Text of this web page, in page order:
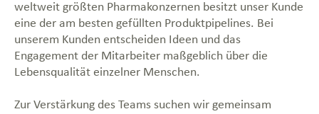
weltweit größten Pharmakonzernen besitzt unser Kunde
eine der am besten gefüllten Produktpipelines. Bei
unserem Kunden entscheiden Ideen und das
Engagement der Mitarbeiter maßgeblich über die
Lebensqualität einzelner Menschen.
Zur Verstärkung des Teams suchen wir gemeinsam